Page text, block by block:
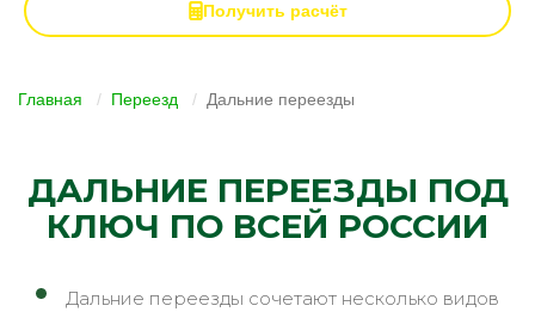
Получить расчёт
Главная Переезд Дальние переезды
ДАЛЬНИЕ ПЕРЕЕЗДЫ ПОД
КЛЮЧ ПО ВСЕЙ РОССИИ
Дальние переезды сочетают несколько видов